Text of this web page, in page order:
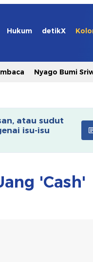
Hukum detikX
Nyago Bumi
atau sudut
isu-isu
'Cash'